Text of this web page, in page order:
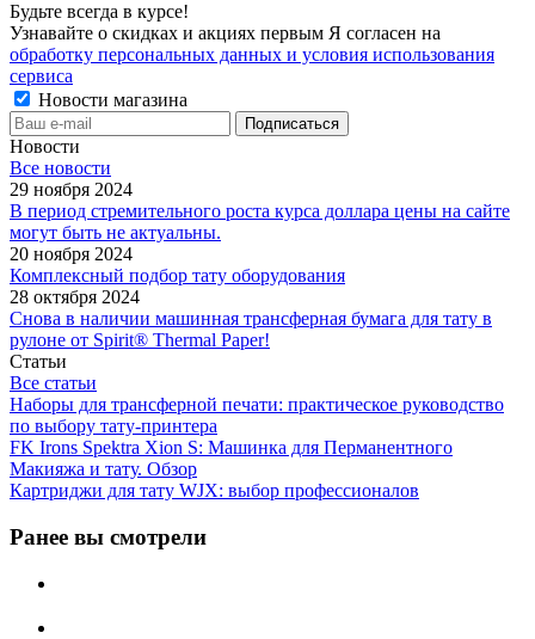
Будьте всегда в курсе!
Узнавайте о скидках и акциях первым Я согласен на
обработку персональных данных и условия использования
сервиса
Новости магазина
Новости
Все новости
29 ноября 2024
В период стремительного роста курса доллара цены на сайте
могут быть не актуальны.
20 ноября 2024
Комплексный подбор тату оборудования
28 октября 2024
Снова в наличии машинная трансферная бумага для тату в
рулоне от Spirit® Thermal Paper!
Статьи
Все статьи
Наборы для трансферной печати: практическое руководство
по выбору тату‑принтера
FK Irons Spektra Xion S: Машинка для Перманентного
Макияжа и тату. Обзор
Картриджи для тату WJX: выбор профессионалов
Ранее вы смотрели